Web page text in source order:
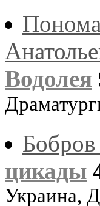
Водолея
Бобров
цикады
Украина,